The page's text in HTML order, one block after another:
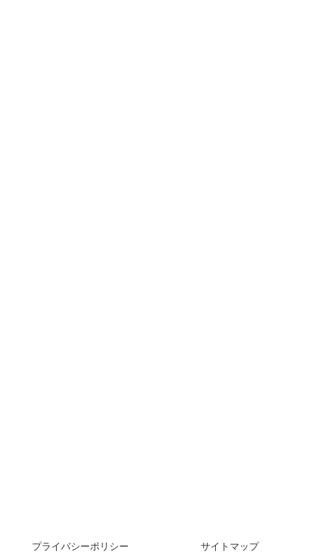
プライバシーポリシー サイトマップ